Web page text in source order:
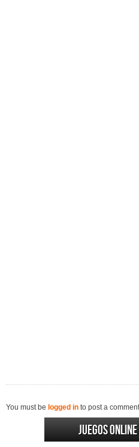
You must be logged in to post a
Juegos